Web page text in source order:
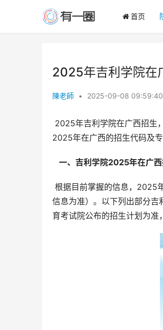
首页
2025年吉利学院在
陳老師 • 2025-09-08 09:59:40
2025年在广西的招生代码及
一、吉利学院2025年在广
信息为准）。以下列出部分
育考试院公布的招生计划为准